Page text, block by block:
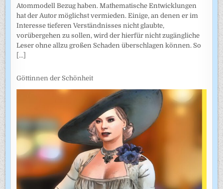
Atommodell Bezug haben. Mathematische Entwicklungen
hat der Autor möglichst vermieden. Einige, an denen er im
Interesse tieferen Verständnisses nicht glaubte,
vorübergehen zu sollen, wird der hierfür nicht zugängliche
Leser ohne allzu großen Schaden überschlagen können. So
[...]
Göttinnen der Schönheit